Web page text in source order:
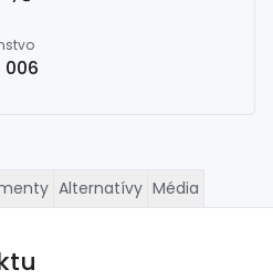
006
Alternatívy Média